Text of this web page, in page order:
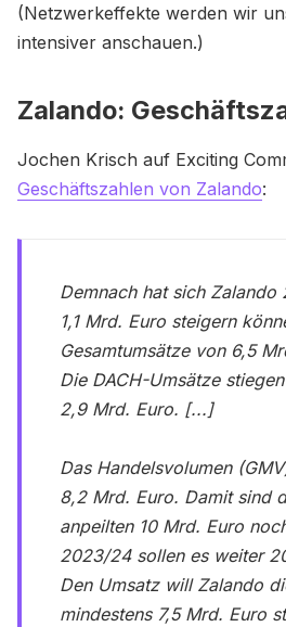
(Netzwerkeffekte werden wir
intensiver anschauen.)
Zalando:
Jochen Krisch auf Exciting
Geschäftszahlen von Zalando:
Demnach hat sich Zalando
1,1 Mrd. Euro steigern
Gesamtumsätze von 6,5
Die DACH-Umsätze
2,9 Mrd. Euro. [...]
Das Handelsvolumen
8,2 Mrd. Euro. Damit sind
anpeilten 10 Mrd. Euro
2023/24 sollen es weiter
Den Umsatz will Zalando
mindestens 7,5 Mrd. Euro